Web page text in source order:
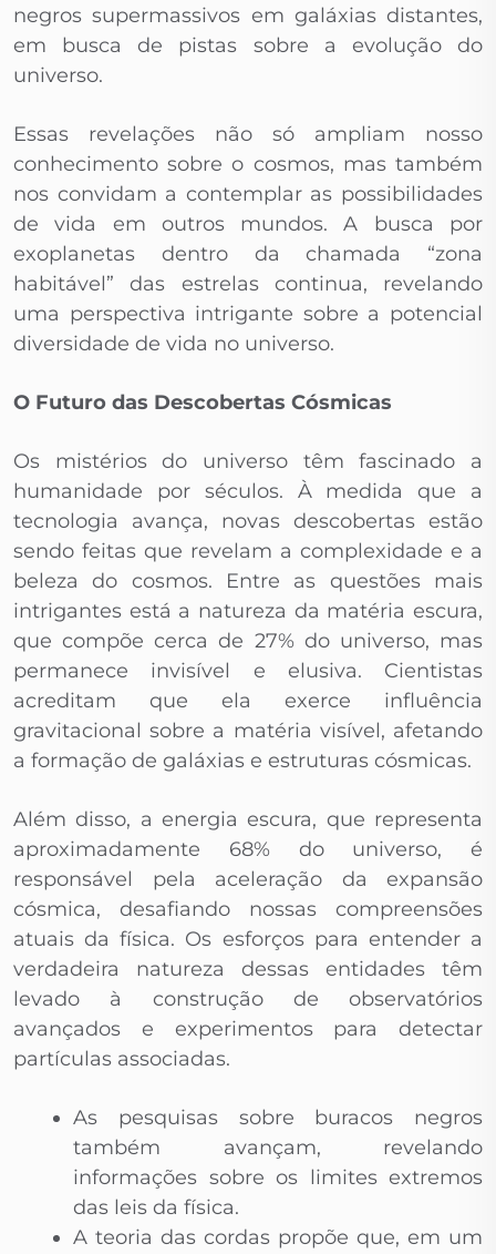
negros supermassivos em galáxias distantes,
em busca de pistas sobre a evolução do
universo.
Essas revelações não só ampliam nosso
conhecimento sobre o cosmos, mas também
nos convidam a contemplar as possibilidades
de vida em outros mundos. A busca por
exoplanetas dentro da chamada “zona
habitável” das estrelas continua, revelando
uma perspectiva intrigante sobre a potencial
diversidade de vida no universo.
O Futuro das Descobertas Cósmicas
Os mistérios do universo têm fascinado a
humanidade por séculos. À medida que a
tecnologia avança, novas descobertas estão
sendo feitas que revelam a complexidade e a
beleza do cosmos. Entre as questões mais
intrigantes está a natureza da matéria escura,
que compõe cerca de 27% do universo, mas
permanece invisível e elusiva. Cientistas
acreditam que ela exerce influência
gravitacional sobre a matéria visível, afetando
a formação de galáxias e estruturas cósmicas.
Além disso, a energia escura, que representa
aproximadamente 68% do universo, é
responsável pela aceleração da expansão
cósmica, desafiando nossas compreensões
atuais da física. Os esforços para entender a
verdadeira natureza dessas entidades têm
levado à construção de observatórios
avançados e experimentos para detectar
partículas associadas.
As pesquisas sobre buracos negros
também avançam, revelando
informações sobre os limites extremos
das leis da física.
A teoria das cordas propõe que, em um